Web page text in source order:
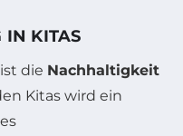
IN KITAS
die Nachhaltigkeit
Kitas wird ein